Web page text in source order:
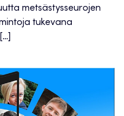
metsästysseurojen
tukevana